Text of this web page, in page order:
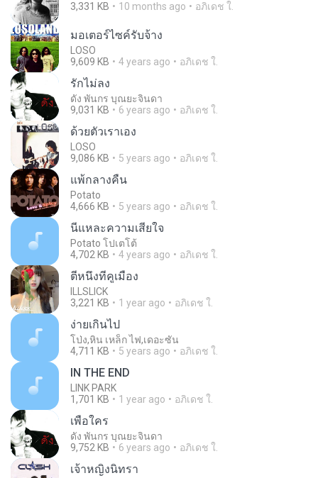
3,331 KB 10 months ago อภิเดช ใ.
มอเตอร์ไซค์รับจ้าง
LOSO
9,609 KB
4 years ago อภิเดช ใ.
รักไม่ลง
ดัง พันกร บุณยะจินดา
9,031 KB
6 years ago อภิเดช ใ.
ด้วยตัวเราเอง
LOSO
9,086 KB
5 years ago อภิเดช ใ.
แพ้กลางคืน
Potato
4,666 KB
5 years ago อภิเดช ใ.
นี่แหละความเสียใจ
Potato โปเตโต้
4,702 KB
4 years ago อภิเดช ใ.
ตีหนึ่งที่คูเมือง
ILLSLICK
3,221 KB
1 year ago อภิเดช ใ.
ง่ายเกินไป
โป่ง,หิน เหล็ก ไฟ,เดอะซัน
4,711 KB
5 years ago อภิเดช ใ.
IN THE END
LINK PARK
1,701 KB
1 year ago อภิเดช ใ.
เพื่อใคร
ดัง พันกร บุณยะจินดา
9,752 KB
6 years ago อภิเดช ใ.
เจ้าหญิงนิทรา